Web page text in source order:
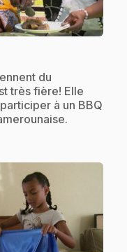
du
très fière! Elle
à un BBQ